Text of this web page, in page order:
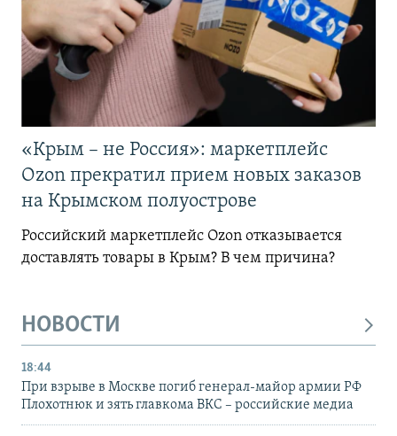
«Крым – не Россия»: маркетплейс
Ozon прекратил прием новых заказов
на Крымском полуострове
Российский маркетплейс Ozon отказывается
доставлять товары в Крым? В чем причина?
НОВОСТИ
18:44
При взрыве в Москве погиб генерал-майор армии РФ
Плохотнюк и зять главкома ВКС – российские медиа